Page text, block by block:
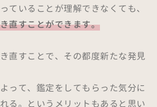
ていることが理解できなくても、
直すことができます。
直すことで、その都度新たな発見
って、鑑定をしてもらった気分に
る。というメリットもあると思い